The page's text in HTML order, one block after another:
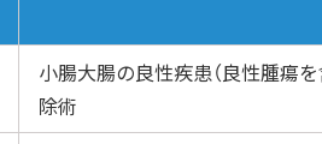
小腸大腸の良性疾患（良性腫瘍
除術